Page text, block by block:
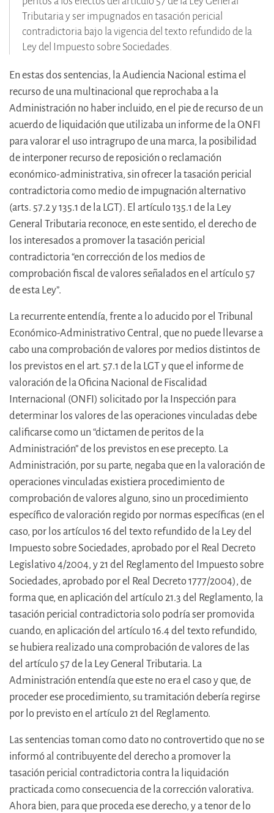
Tributaria y ser impugnados en tasación pericial
contradictoria bajo la vigencia del texto refundido de la
Ley del Impuesto sobre Sociedades.
En estas dos sentencias, la Audiencia Nacional estima el
recurso de una multinacional que reprochaba a la
Administración no haber incluido, en el pie de recurso de un
acuerdo de liquidación que utilizaba un informe de la ONFI
para valorar el uso intragrupo de una marca, la posibilidad
de interponer recurso de reposición o reclamación
económico-administrativa, sin ofrecer la tasación pericial
contradictoria como medio de impugnación alternativo
(arts. 57.2 y 135.1 de la LGT). El artículo 135.1 de la Ley
General Tributaria reconoce, en este sentido, el derecho de
los interesados a promover la tasación pericial
contradictoria “en corrección de los medios de
comprobación fiscal de valores señalados en el artículo 57
de esta Ley”.
La recurrente entendía, frente a lo aducido por el Tribunal
Económico-Administrativo Central, que no puede llevarse a
cabo una comprobación de valores por medios distintos de
los previstos en el art. 57.1 de la LGT y que el informe de
valoración de la Oficina Nacional de Fiscalidad
Internacional (ONFI) solicitado por la Inspección para
determinar los valores de las operaciones vinculadas debe
calificarse como un “dictamen de peritos de la
Administración” de los previstos en ese precepto. La
Administración, por su parte, negaba que en la valoración de
operaciones vinculadas existiera procedimiento de
comprobación de valores alguno, sino un procedimiento
específico de valoración regido por normas específicas (en el
caso, por los artículos 16 del texto refundido de la Ley del
Impuesto sobre Sociedades, aprobado por el Real Decreto
Legislativo 4/2004, y 21 del Reglamento del Impuesto sobre
Sociedades, aprobado por el Real Decreto 1777/2004), de
forma que, en aplicación del artículo 21.3 del Reglamento, la
tasación pericial contradictoria solo podría ser promovida
cuando, en aplicación del artículo 16.4 del texto refundido,
se hubiera realizado una comprobación de valores de las
del artículo 57 de la Ley General Tributaria. La
Administración entendía que este no era el caso y que, de
proceder ese procedimiento, su tramitación debería regirse
por lo previsto en el artículo 21 del Reglamento.
Las sentencias toman como dato no controvertido que no se
informó al contribuyente del derecho a promover la
tasación pericial contradictoria contra la liquidación
practicada como consecuencia de la corrección valorativa.
Ahora bien, para que proceda ese derecho, y a tenor de lo